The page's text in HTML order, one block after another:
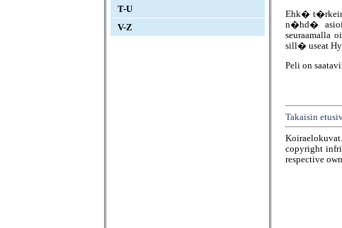
T-U
V-Z
Ehk� t�rkein
n�hd�
seuraamalla
sill� useat
Peli on
Takaisin
copyright
respective